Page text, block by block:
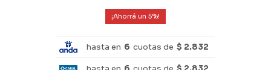
5
hasta en 6 cuotas de $ 2.832